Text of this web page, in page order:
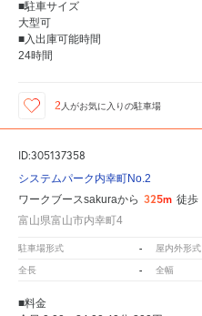
■駐車サイズ
大型可
■入出庫可能時間
24時間
2 人がお気に入りの駐車場
ID:305137358
システムパーク内幸町No.2
ワークブースsakuraから 325m 徒歩
富山県富山市内幸町4
駐車場形式 - 屋内外形式
全長 - 全幅
■料金